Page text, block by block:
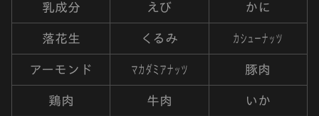
乳成分 えび かに
落花生 くるみ カシューナッツ
アーモンド マカダミアナッツ 豚肉
鶏肉 牛肉 いか